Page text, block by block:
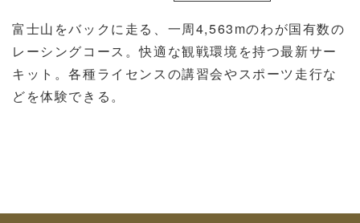
富士山をバックに走る、一周4,563mのわが国有数の
レーシングコース。快適な観戦環境を持つ最新サー
キット。各種ライセンスの講習会やスポーツ走行な
どを体験できる。